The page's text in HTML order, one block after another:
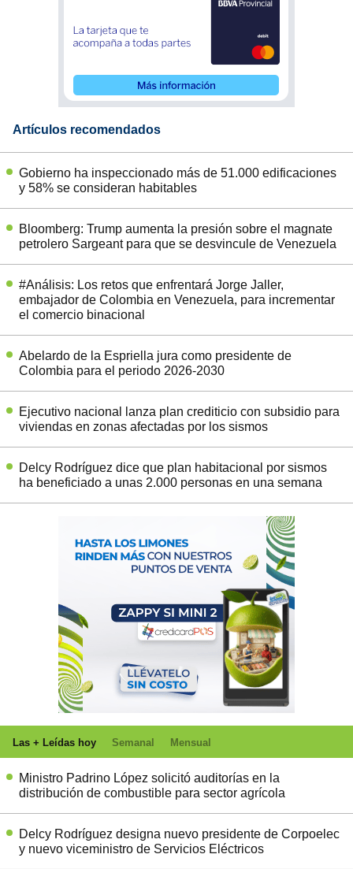
Artículos recomendados
Gobierno ha inspeccionado más de 51.000 edificaciones
y 58% se consideran habitables
Bloomberg: Trump aumenta la presión sobre el magnate
petrolero Sargeant para que se desvincule de Venezuela
#Análisis: Los retos que enfrentará Jorge Jaller,
embajador de Colombia en Venezuela, para incrementar
el comercio binacional
Abelardo de la Espriella jura como presidente de
Colombia para el periodo 2026-2030
Ejecutivo nacional lanza plan crediticio con subsidio para
viviendas en zonas afectadas por los sismos
Delcy Rodríguez dice que plan habitacional por sismos
ha beneficiado a unas 2.000 personas en una semana
Las + Leídas hoy Semanal Mensual
Ministro Padrino López solicitó auditorías en la
distribución de combustible para sector agrícola
Delcy Rodríguez designa nuevo presidente de Corpoelec
y nuevo viceministro de Servicios Eléctricos